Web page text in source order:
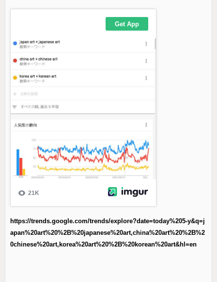
https://trends.google.com/trends/explore?date=today%205-y&q=j
apan%20art%20%2B%20japanese%20art,china%20art%20%2B%2
0chinese%20art,korea%20art%20%2B%20korean%20art&hl=en